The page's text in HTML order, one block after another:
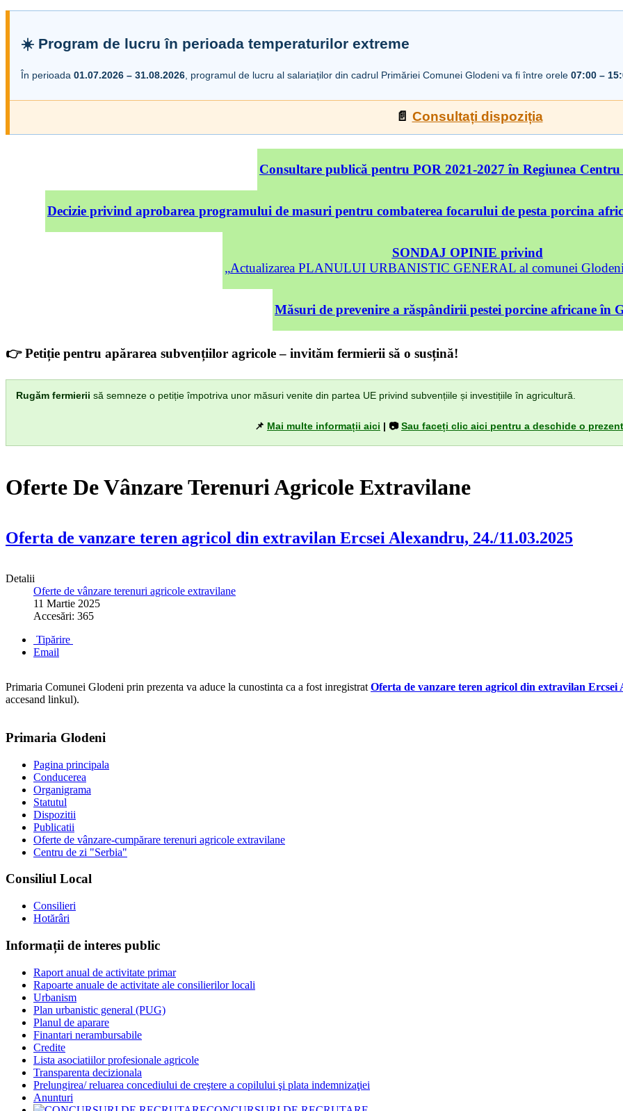
☀️ Program de lucru în perioada temperaturilor extreme
În perioada 01.07.2026 – 31.08.2026 , programul de lucru al salariaților din cadrul Primăriei Comunei Glodeni va fi între orele 07:00 –
📄 Consultați dispoziția
Consultare publică pentru POR 2021-2027 în Regiunea
Decizie privind aprobarea programului de masuri pentru combaterea focarului de pesta porcina
SONDAJ OPINIE privind
„Actualizarea PLANULUI URBANISTIC GENERAL al comunei
Măsuri de prevenire a răspândirii pestei porcine africane în
👉 Petiție pentru apărarea subvențiilor agricole – invităm fermierii să o susțină!
Rugăm fermierii să semneze o petiție împotriva unor măsuri venite din partea UE privind subvențiile și investițiile în agricultură.
📌 Mai multe informații aici | 📷Sau faceți clic aici pentru a deschide o
Oferte De Vânzare Terenuri Agricole Extravilane
Oferta de vanzare teren agricol din extravilan Ercsei Alexandru, 24./11.03.2025
Detalii
Oferte de vânzare terenuri agricole extravilane
11 Martie 2025
Accesări: 365
Tipărire
Email
Primaria Comunei Glodeni prin prezenta va aduce la cunostinta ca a fost inregistrat Oferta de vanzare teren agricol din extravilan Ercsei
accesand linkul).
Primaria Glodeni
Pagina principala
Conducerea
Organigrama
Statutul
Dispozitii
Publicatii
Oferte de vânzare-cumpărare terenuri agricole extravilane
Centru de zi "Serbia"
Consiliul Local
Consilieri
Hotărâri
Informații de interes public
Raport anual de activitate primar
Rapoarte anuale de activitate ale consilierilor locali
Urbanism
Plan urbanistic general (PUG)
Planul de aparare
Finantari nerambursabile
Credite
Lista asociatiilor profesionale agricole
Transparenta decizionala
Prelungirea/ reluarea concediului de creştere a copilului şi plata indemnizaţiei
Anunturi